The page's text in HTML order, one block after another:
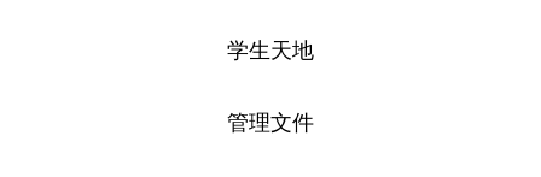
学生天地
管理文件